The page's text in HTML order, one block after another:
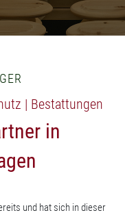
| Bestattungen
in
und hat sich in dieser